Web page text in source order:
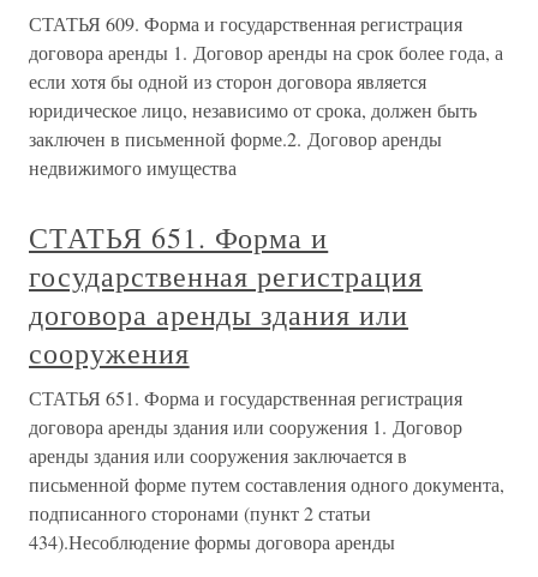
СТАТЬЯ 609. Форма и государственная регистрация
договора аренды 1. Договор аренды на срок более года, а
если хотя бы одной из сторон договора является
юридическое лицо, независимо от срока, должен быть
заключен в письменной форме.2. Договор аренды
недвижимого имущества
СТАТЬЯ 651. Форма и
государственная регистрация
договора аренды здания или
сооружения
СТАТЬЯ 651. Форма и государственная регистрация
договора аренды здания или сооружения 1. Договор
аренды здания или сооружения заключается в
письменной форме путем составления одного документа,
подписанного сторонами (пункт 2 статьи
434).Несоблюдение формы договора аренды